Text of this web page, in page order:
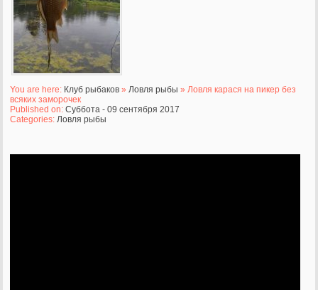
You are here: Клуб рыбаков »Ловля рыбы » Ловля карася на пикер без
всяких заморочек
Published on:Суббота - 09 сентября 2017
Categories:Ловля рыбы